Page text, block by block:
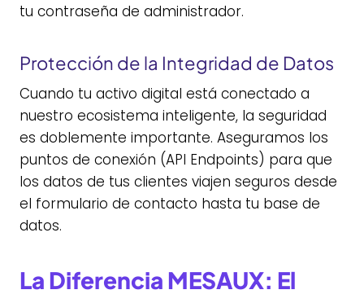
tu contraseña de administrador.
Protección de la Integridad de Datos
Cuando tu activo digital está conectado a
nuestro ecosistema inteligente, la seguridad
es doblemente importante. Aseguramos los
puntos de conexión (API Endpoints) para que
los datos de tus clientes viajen seguros desde
el formulario de contacto hasta tu base de
datos.
La Diferencia MESAUX: El